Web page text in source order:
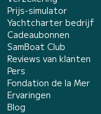
Prijs-simulator
Yachtcharter bedrijf
Cadeaubonnen
SamBoat Club
Reviews van klanten
Pers
Fondation de la Mer
Ervaringen
Blog